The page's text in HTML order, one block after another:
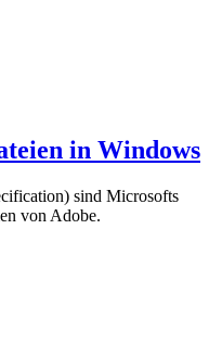
in Windows
sind Microsofts
von Adobe.